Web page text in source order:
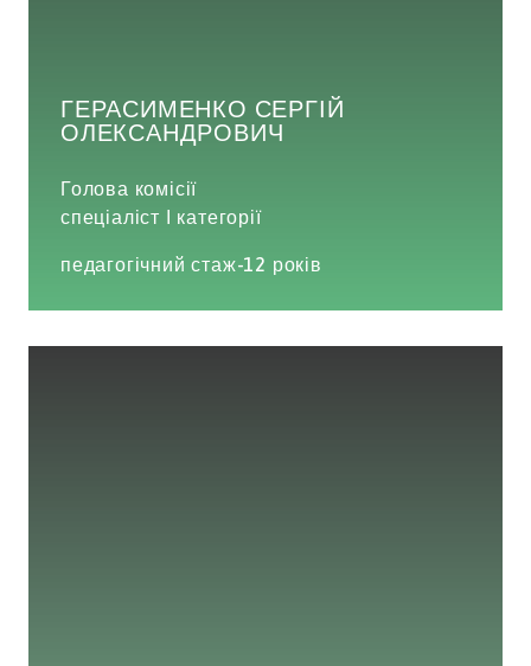
ГЕРАСИМЕНКО СЕРГІЙ
ОЛЕКСАНДРОВИЧ
Голова комісії
спеціаліст І категорії
педагогічний стаж-12 років